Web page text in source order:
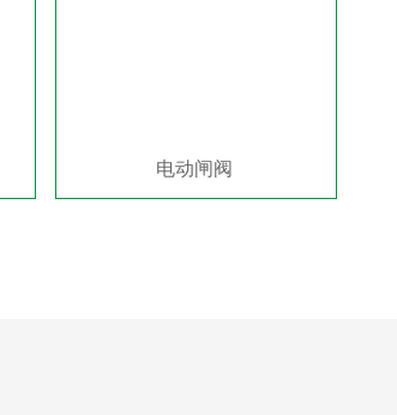
电动闸阀